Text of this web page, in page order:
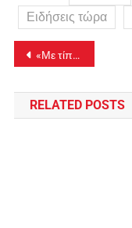
Ειδήσεις τώρα
Πλοήγηση
άρθρων
«Με τίποτα δεν θα σκότωνε τον γιο της», λέει η γιαγιά του Ολύμπιου για το διπλό φονικό στο Αίγιο
RELATED POSTS